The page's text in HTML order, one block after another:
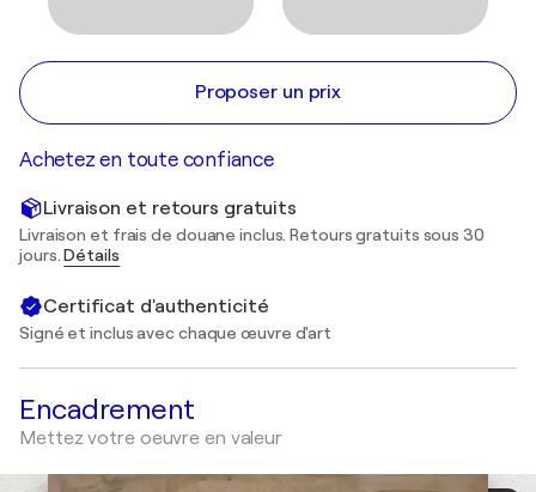
Proposer un prix
Achetez en toute confiance
Livraison et retours gratuits
Livraison et frais de douane inclus. Retours gratuits sous 30
jours.Détails
Certificat d'authenticité
Signé et inclus avec chaque œuvre d'art
Encadrement
Mettez votre oeuvre en valeur